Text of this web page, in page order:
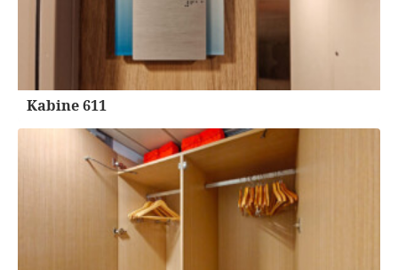
Kabine 611